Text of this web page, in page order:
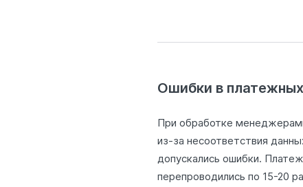
Ошибки в
При обработке
из-за несоответствия
допускались ошибки.
перепроводились по 15-20